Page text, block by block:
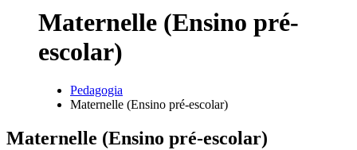
Maternelle (Ensino pré-
escolar)
Navegação
estrutural
Pedagogia
Maternelle (Ensino pré-escolar)
Maternelle (Ensino pré-escolar)